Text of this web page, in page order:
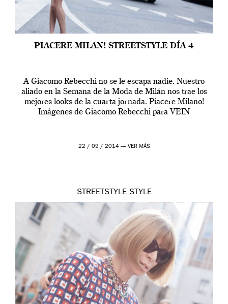
PIACERE MILAN! STREETSTYLE DÍA 4
A Giacomo Rebecchi no se le escapa nadie. Nuestro
aliado en la Semana de la Moda de Milán nos trae los
mejores looks de la cuarta jornada. Piacere Milano!
Imágenes de Giacomo Rebecchi para VEIN
22 / 09 / 2014 — VER MÁS
STREETSTYLE STYLE